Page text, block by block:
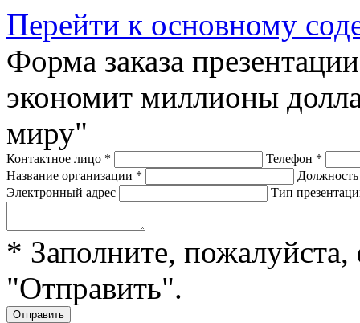
Перейти к основному
Форма заказа
экономит миллионы
миру"
Контактное лицо * Телефон *
Название организации *
Электронный адрес
Тип
* Заполните,
"Отправить".